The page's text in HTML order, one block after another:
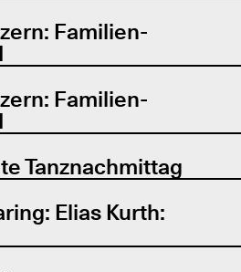
Familien-
Familien-
Tanznachmittag
Elias Kurth: